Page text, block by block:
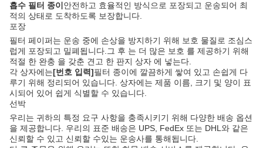
흡수 필터 종이 안전하고 효율적인 방식으로 포장되고 운송되어 최
적의 상태로 도착하도록 보장합니다.
포장
필터 페이퍼는 운송 중에 손상을 방지하기 위해 보호 물질로 조심스
럽게 포장되고 밀폐됩니다.그 후 는 더 많은 보호 를 제공하기 위해
적절 한 완충 을 갖춘 견고 한 판지 상자 에 넣는다.
각 상자에는[번호 입력]필터 종이에 깔끔하게 쌓여 있고 손쉽게 다
루기 위해 정리되어 있습니다. 상자에는 제품 이름, 크기 및 양이 표
시되어 있어 쉽게 식별할 수 있습니다.
선박
우리는 귀하의 특정 요구 사항을 충족시키기 위해 다양한 배송 옵션
을 제공합니다. 우리의 표준 배송은 UPS, FedEx 또는 DHL와 같은
신뢰할 수 있고 신뢰할 수있는 운송사를 통해됩니다.